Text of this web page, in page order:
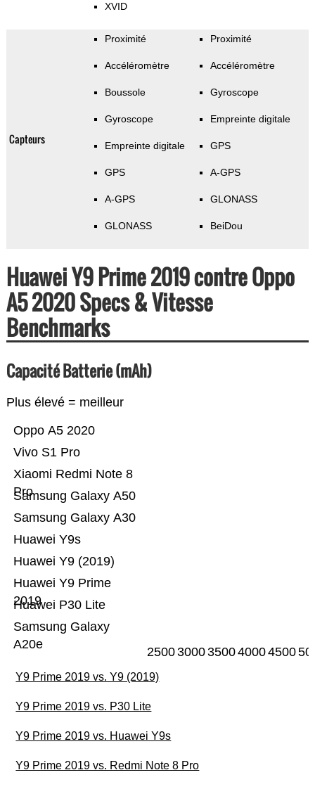
XVID
Capteurs
Proximité
Accéléromètre
Boussole
Gyroscope
Empreinte digitale
GPS
A-GPS
GLONASS
Proximité
Accéléromètre
Gyroscope
Empreinte digitale
GPS
A-GPS
GLONASS
BeiDou
Huawei Y9 Prime 2019 contre Oppo
A5 2020 Specs & Vitesse
Benchmarks
Capacité Batterie (mAh)
Plus élevé = meilleur
Samsung Galaxy
A20e
Huawei P30 Lite
Huawei Y9 Prime
2019
Huawei Y9 (2019)
Huawei Y9s
Samsung Galaxy A30
Samsung Galaxy A50
Xiaomi Redmi Note 8
Pro
Vivo S1 Pro
Oppo A5 2020
25003000350040004500
Y9 Prime 2019 vs. Y9 (2019)
Y9 Prime 2019 vs. P30 Lite
Y9 Prime 2019 vs. Huawei Y9s
Y9 Prime 2019 vs. Redmi Note 8 Pro